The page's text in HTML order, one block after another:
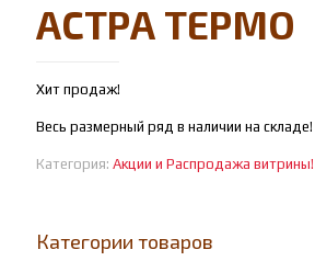
АСТРА ТЕРМО
Хит продаж!
Весь размерный ряд в наличии на складе!
Категория: Акции и Распродажа витрины!
Категории товаров